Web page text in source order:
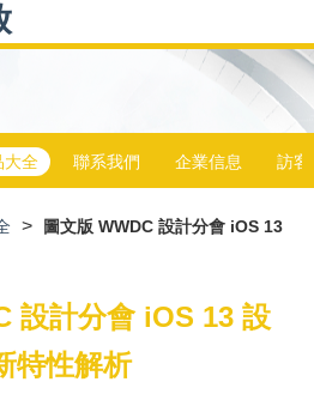
大全 聯系我們 企業信息 訪客
>
圖文版 WWDC 設計分會 iOS 13
設計分會 iOS 13 設
特性解析